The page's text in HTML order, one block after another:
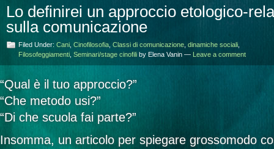
Lo definirei un approccio etologico-
sulla comunicazione
Filed Under: Cani Cinofilosofia Classi di comunicazione dinamiche sociali
Filosofeggiamenti Seminari/stage cinofili by Elena Vanin — Leave a comment
“Qual è il tuo approccio?”
“Che metodo usi?”
“Di che scuola fai parte?”
Insomma, un articolo per spiegare grossomodo